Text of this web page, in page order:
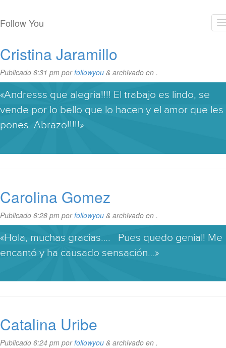
Follow You
Cristina Jaramillo
Publicado 6:31 pm porfollowyou & archivado en .
«Andresss que alegria!!!! El trabajo es lindo, se
vende por lo bello que lo hacen y el amor que les
pones. Abrazo!!!!!»
Carolina Gomez
Publicado 6:28 pm porfollowyou & archivado en .
«Hola, muchas gracias…. Pues quedo genial! Me
encantó y ha causado sensación…»
Catalina Uribe
Publicado 6:24 pm porfollowyou & archivado en .